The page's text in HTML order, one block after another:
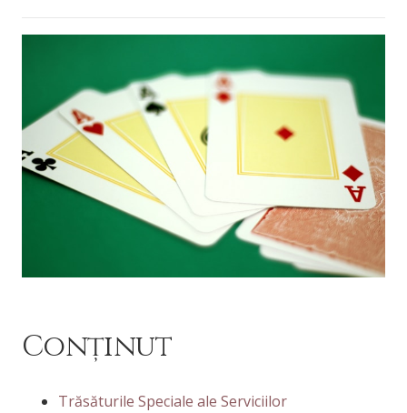
Conținut
Trăsăturile Speciale ale Serviciilor